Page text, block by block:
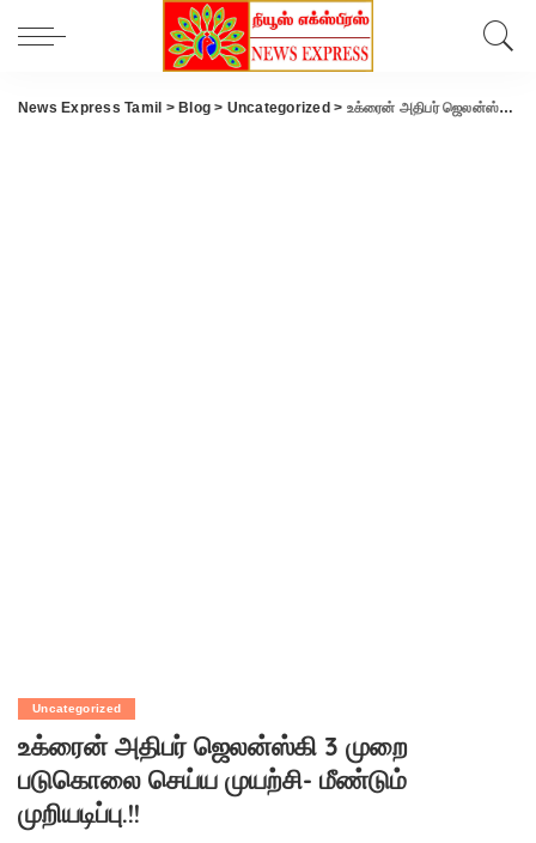
News Express Tamil > Blog > Uncategorized > உக்ரைன் அதிபர் ஜெலன்ஸ்கி 3 முறை படுகொலை செய்ய முயற்சி- மீண்டும் முறியடிப்பு.!!
Uncategorized
உக்ரைன் அதிபர் ஜெலன்ஸ்கி 3 முறை
படுகொலை செய்ய முயற்சி- மீண்டும்
முறியடிப்பு.!!